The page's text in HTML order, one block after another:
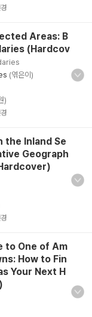
Areas: B
(Hardcov
(엮은이)
)
the Inland Se
Geograph
to One of Am
How to Fin
Your Next H